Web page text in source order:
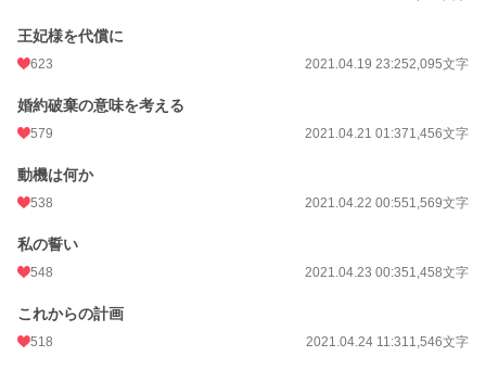
王妃様を代償に
623 2021.04.19 23:252,095文字
婚約破棄の意味を考える
579 2021.04.21 01:371,456文字
動機は何か
538 2021.04.22 00:551,569文字
私の誓い
548 2021.04.23 00:351,458文字
これからの計画
518 2021.04.24 11:311,546文字